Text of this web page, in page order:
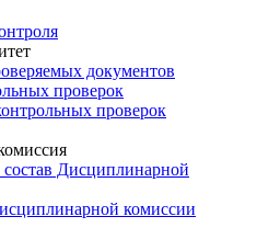
документов
проверок
проверок
состав Дисциплинарной
комиссии